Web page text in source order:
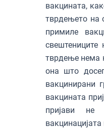
вакцината,
тврдењето на
примиле
тврдење нема
она што
вакцинирани
вакцината
пријави не